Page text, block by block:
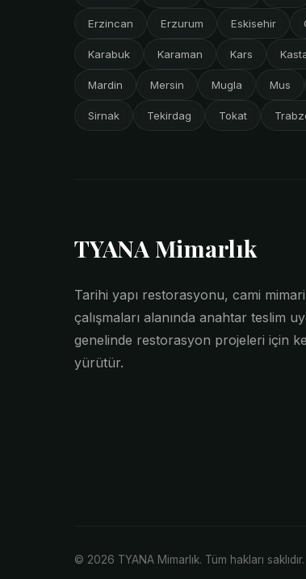
Erzincan Erzurum Eskisehir
Karabuk Karaman Kars
Mardin Mersin Mugla Mus
Sirnak Tekirdag Tokat
TYANA Mimarlık
Tarihi yapı restorasyonu, cami
çalışmaları alanında anahtar teslim
genelinde restorasyon projeleri için
yürütür.
© 2026 TYANA Mimarlık. Tüm hakları saklıdır.